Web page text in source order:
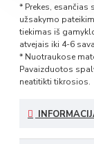
* Prekes,
užsakymo
tiekimas iš
atvejais iki 4-6
* Nuotraukose
Pavaizduotos
neatitikti tikrosios.